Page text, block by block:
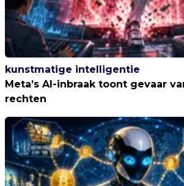
kunstmatige intelligentie
Meta’s AI-inbraak toont gevaar
rechten